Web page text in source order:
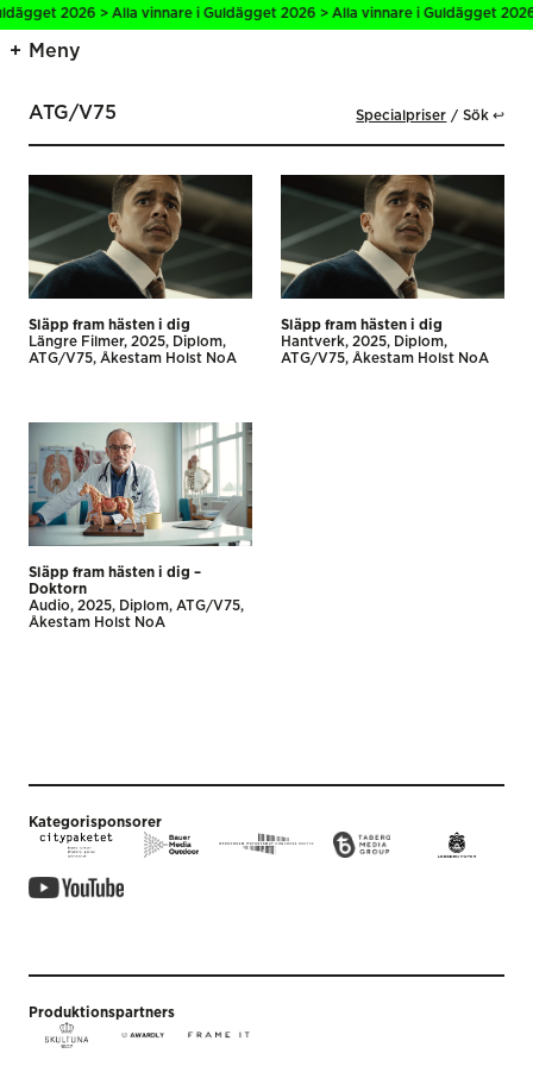
2026 > Alla vinnare i Guldägget 2026 > Alla vinnare i Guldägget
Meny
ATG/V75 Specialpriser Sök ↩
Släpp fram hästen i dig
Längre Filmer 2025
Diplom
ATG/V75
Åkestam Holst NoA
Släpp fram hästen i dig
Hantverk 2025
Diplom
ATG/V75
Åkestam Holst NoA
Släpp fram hästen i dig –
Doktorn
Audio
2025 Diplom
ATG/V75
Åkestam Holst NoA
Kategorisponsorer
Produktionspartners